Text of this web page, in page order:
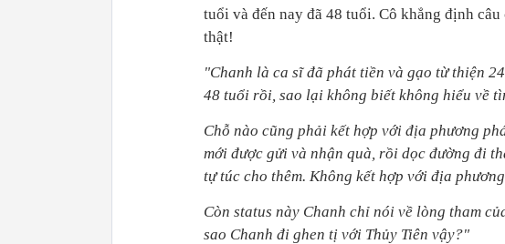
tuổi và đến nay đã 48 tuổi. Cô khẳng định
thật!
"Chanh là ca sĩ đã phát tiền và gạo từ thiện
48 tuổi rồi, sao lại không biết không hiểu về
Chỗ nào cũng phải kết hợp với địa phương
mới được gửi và nhận quà, rồi dọc đường đi
tự túc cho thêm. Không kết hợp với địa
Còn status này Chanh chỉ nói về lòng tham
sao Chanh đi ghen tị với Thủy Tiên vậy?"